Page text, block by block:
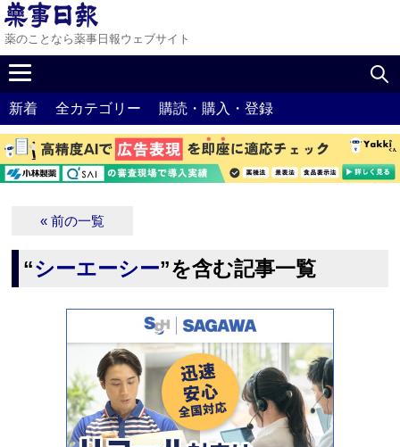
薬のことなら薬事日報ウェブサイト
新着 全カテゴリー 購読・購入・登録
« 前の一覧
“シーエーシー”を含む記事一覧